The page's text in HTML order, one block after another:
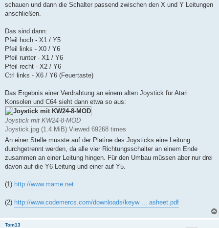
schauen und dann die Schalter passend zwischen den X und Y Leitungen
anschließen.
Das sind dann:
Pfeil hoch - X1 / Y5
Pfeil links - X0 / Y6
Pfeil runter - X1 / Y6
Pfeil recht - X2 / Y6
Ctrl links - X6 / Y6 (Feuertaste)
Das Ergebnis einer Verdrahtung an einem alten Joystick für Atari
Konsolen und C64 sieht dann etwa so aus:
Joystick mit KW24-8-MOD
Joystick.jpg (1.4 MiB) Viewed 69268 times
An einer Stelle musste auf der Platine des Joysticks eine Leitung
durchgetrennt werden, da alle vier Richtungsschalter an einem Ende
zusammen an einer Leitung hingen. Für den Umbau müssen aber nur drei
davon auf die Y6 Leitung und einer auf Y5.
(1) http://www.mame.net
(2) http://www.codemercs.com/downloads/keyw ... asheet.pdf
Tom13